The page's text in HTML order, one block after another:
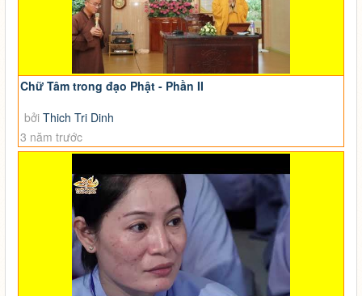
Chữ Tâm trong đạo Phật - Phần II
bởi Thich Tri Dinh
3 năm trước